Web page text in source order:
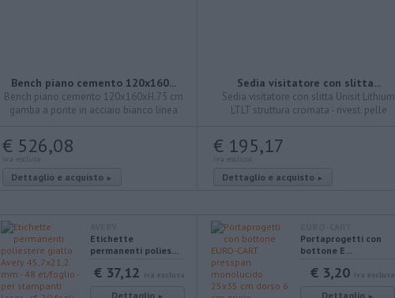
Bench piano cemento 120x160...
Bench piano cemento 120x160xH.75 cm
gamba a ponte in acciaio bianco linea
€ 526,08
Dettaglio e acquisto ►
Sedia visitatore con slitta...
Sedia visitatore con slitta Unisit Lithium
LTLT struttura cromata - rivest. pelle
€ 195,17
Dettaglio e acquisto ►
Etichette
permanenti polies...
€ 37,12 iva esclusa
Dettaglio ►
Portaprogetti con
bottone E...
€ 3,20 iva esclusa
Dettaglio ►